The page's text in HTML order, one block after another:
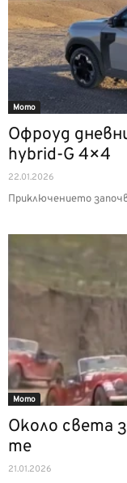
Мото
Офроуд
hybrid-G 4×4
22.01.2026
Приключението
Мото
Около света
те
21.01.2026